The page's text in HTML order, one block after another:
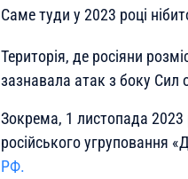
Саме туди у 2023 році
Територія, де росіяни
зазнавала атак з боку Сил
Зокрема, 1 листопада
російського угруповання
РФ.